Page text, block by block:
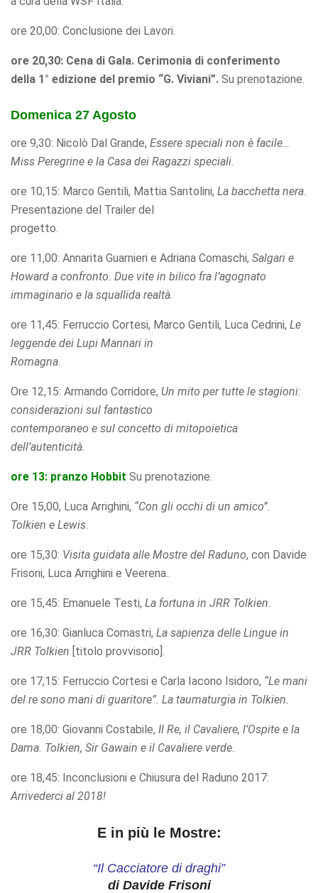
ore 20,00: Conclusione dei Lavori.
ore 20,30: Cena di Gala. Cerimonia di conferimento
della 1° edizione del premio “G. Viviani”. Su prenotazione.
Domenica 27 Agosto
ore 9,30: Nicolò Dal Grande, Essere speciali non è facile…
Miss Peregrine e la Casa dei Ragazzi speciali.
ore 10,15: Marco Gentili, Mattia Santolini, La bacchetta nera.
Presentazione del Trailer del
progetto.
ore 11,00: Annarita Guarnieri e Adriana Comaschi, Salgari e
Howard a confronto. Due vite in bilico fra l’agognato
immaginario e la squallida realtà.
ore 11,45: Ferruccio Cortesi, Marco Gentili, Luca Cedrini, Le
leggende dei Lupi Mannari in
Romagna.
Ore 12,15: Armando Corridore, Un mito per tutte le stagioni:
considerazioni sul fantastico
contemporaneo e sul concetto di mitopoietica
dell’autenticità.
ore 13: pranzo Hobbit Su prenotazione.
Ore 15,00, Luca Arrighini, “Con gli occhi di un amico”.
Tolkien e Lewis.
ore 15,30: Visita guidata alle Mostre del Raduno, con Davide
Frisoni, Luca Arrighini e Veerena..
ore 15,45: Emanuele Testi, La fortuna in JRR Tolkien.
ore 16,30: Gianluca Comastri, La sapienza delle Lingue in
JRR Tolkien [titolo provvisorio].
ore 17,15: Ferruccio Cortesi e Carla Iacono Isidoro, “Le mani
del re sono mani di guaritore”. La taumaturgia in Tolkien.
ore 18,00: Giovanni Costabile, Il Re, il Cavaliere, l’Ospite e la
Dama. Tolkien, Sir Gawain e il Cavaliere verde.
ore 18,45: Inconclusioni e Chiusura del Raduno 2017:
Arrivederci al 2018!
E in più le Mostre:
“Il Cacciatore di draghi”
di Davide Frisoni